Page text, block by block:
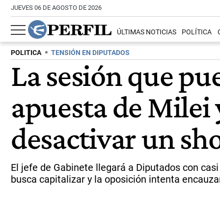
JUEVES 06 DE AGOSTO DE 2026
ÚLTIMAS NOTICIAS POLÍTICA
POLITICA TENSIÓN EN DIPUTADOS
La sesión que
apuesta de
desactivar un
El jefe de Gabinete llegará a Diputados con
busca capitalizar y la oposición intenta